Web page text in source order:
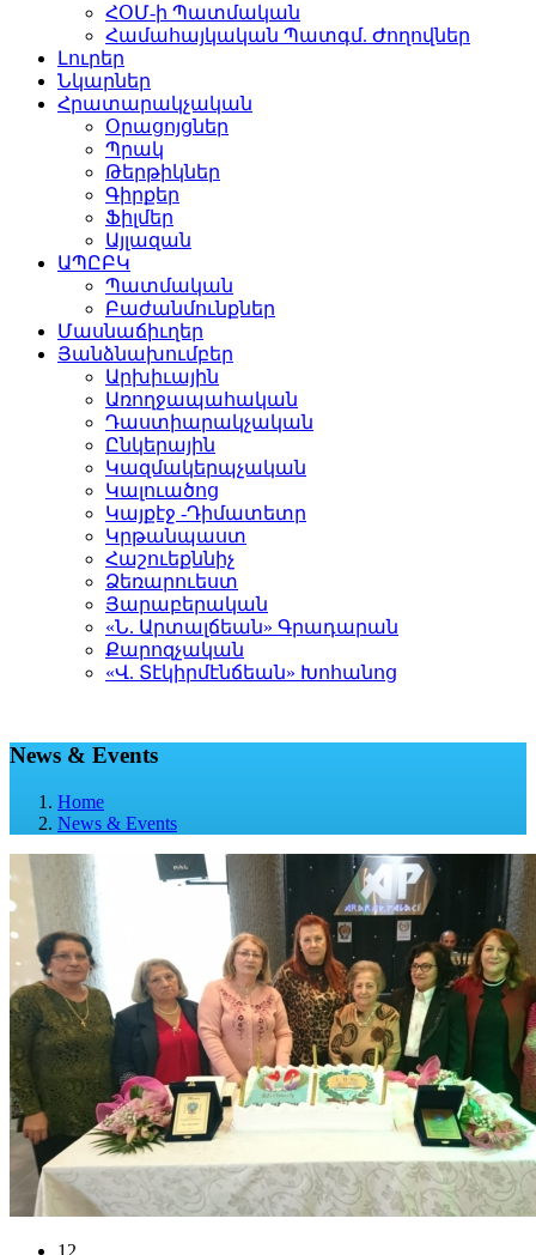
ՀՕՄ-ի Պատմական
Համահայկական Պատգմ. Ժողովներ
Լուրեր
Նկարներ
Հրատարակչական
Օրացոյցներ
Պրակ
Թերթիկներ
Գիրքեր
Ֆիլմեր
Այլազան
ԱՊԸԲԿ
Պատմական
Բաժանմունքներ
Մասնաճիւղեր
Յանձնախումբեր
Արխիւային
Առողջապահական
Դաստիարակչական
Ընկերային
Կազմակերպչական
Կալուածոց
Կայքէջ -Դիմատետր
Կրթանպաստ
Հաշուեքննիչ
Ձեռարուեստ
Յարաբերական
«Ն. Արտալճեան» Գրադարան
Քարոզչական
«Վ. Տէկիրմէնճեան» Խոհանոց
News & Events
Home
News & Events